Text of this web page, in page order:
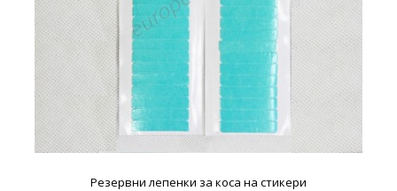
Резервни лепенки за коса на стикери